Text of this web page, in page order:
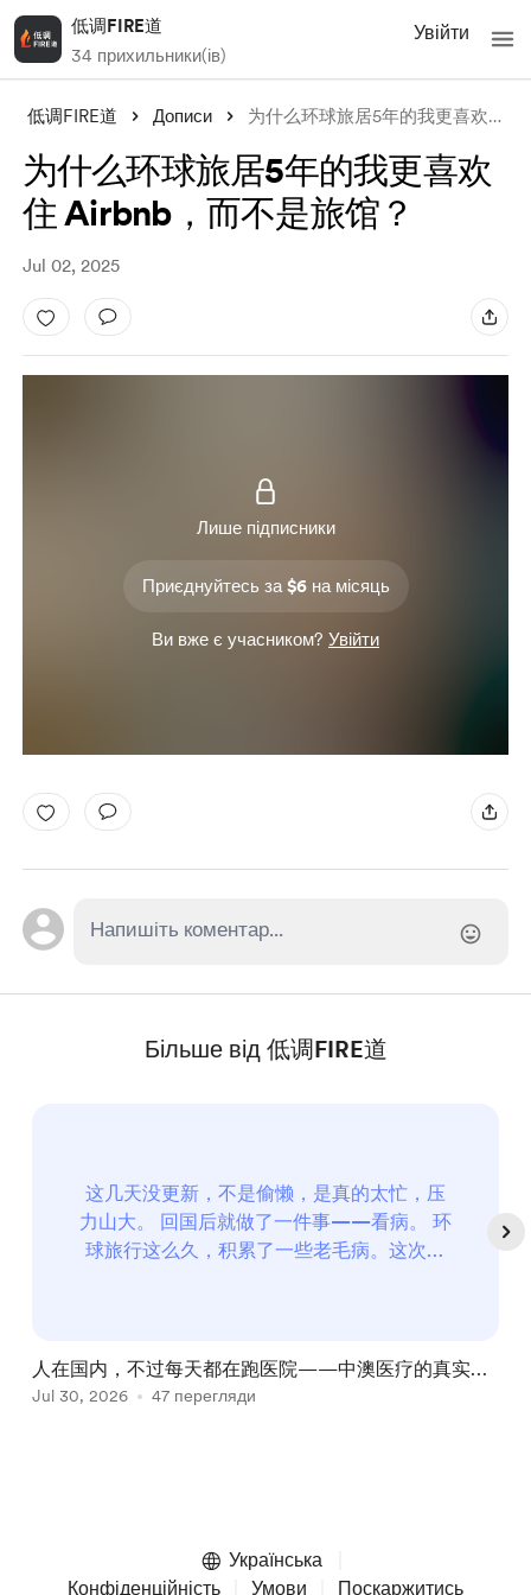
低调FIRE道
34 прихильники(ів)
Увійти
低调FIRE道 Дописи 为什么环球旅居5年的我更喜欢住 Airbnb，而不是旅馆？
为什么环球旅居5年的我更喜欢
住 Airbnb，而不是旅馆？
Jul 02, 2025
Лише підписники
Приєднуйтесь за $6 на місяць
Ви вже є учасником? Увійти
Більше від 低调FIRE道
这几天没更新，不是偷懒，是真的太忙，压
力山大。 回国后就做了一件事——看病。 环
球旅行这么久，积累了一些老毛病。这次回
指反复受到挤压，形成积液，破了之后长
出?...
人在国内，不过每天都在跑医院——中澳医疗的真实体
验对比，顺便请大家帮我出出主意
Jul 30, 2026 47 перегляди
Українська
Конфіденційність
Умови Поскаржитись